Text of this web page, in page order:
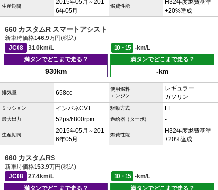
生産期間
2015年05月～201
6年05月
燃費性能
H32年度燃費基準
+20%達成
660 カスタムR スマートアシスト
新車時価格146.9万円(税込)
JC08
31.0km/L 10・15
-km/L
満タンでどこまで走る？
930km
満タンでどこまで走る？
-km
排気量 658cc
使用燃料
エンジン
レギュラー
ガソリン
ミッション インパネCVT 駆動方式 FF
最大出力 52ps/6800rpm 過給器（ターボ） -
生産期間
2015年05月～201
6年05月
燃費性能
H32年度燃費基準
+20%達成
660 カスタムRS
新車時価格153.9万円(税込)
JC08
27.4km/L 10・15
-km/L
満タンでどこまで走る？
満タンでどこまで走る？